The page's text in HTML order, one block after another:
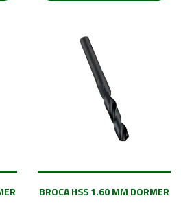
BROCA HSS 1.60 MM DORMER